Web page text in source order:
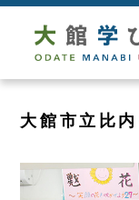
大館市立比